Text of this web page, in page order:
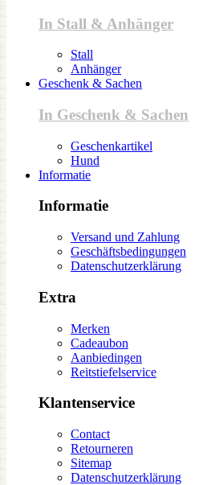
In Stall & Anhänger
Stall
Anhänger
Geschenk & Sachen
In Geschenk & Sachen
Geschenkartikel
Hund
Informatie
Informatie
Versand und Zahlung
Geschäftsbedingungen
Datenschutzerklärung
Extra
Merken
Cadeaubon
Aanbiedingen
Reitstiefelservice
Klantenservice
Contact
Retourneren
Sitemap
Datenschutzerklärung